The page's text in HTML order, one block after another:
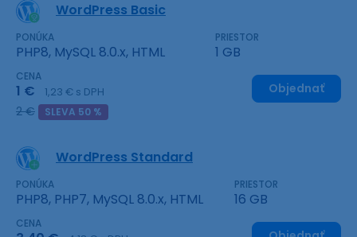
WordPress Basic
PONÚKA
PHP8, MySQL 8.0.x, HTML
PRIESTOR
1 GB
CENA
1 € 1,23 € s DPH
2 € SLEVA 50 %
Objednať
WordPress Standard
PONÚKA
PHP8, PHP7, MySQL 8.0.x, HTML
PRIESTOR
16 GB
CENA